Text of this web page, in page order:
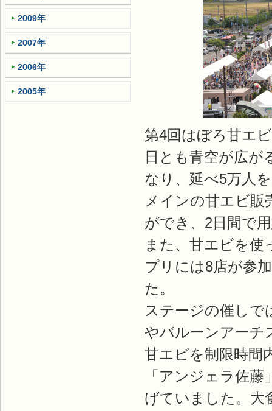
第4回はぼろ甘エ
日とも青空が広が
なり、延べ5万人
メインの甘エビ
ができ、2日間で
また、甘エビを
プリには8店が参
た。
ステージの催しで
やバルーンアーチ
甘エビを制限時間
「アンジェラ佐
げていました。大
2009年
2007年
2006年
2005年